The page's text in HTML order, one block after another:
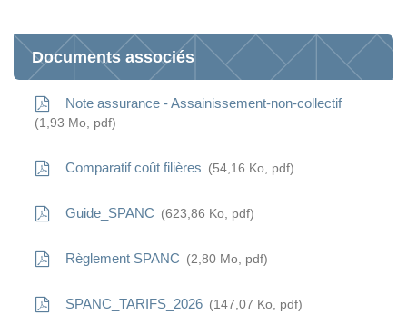
Documents associés
Note assurance - Assainissement-non-collectif
1,93 Mo , pdf
Comparatif coût filières 54,16 Ko , pdf
Guide_SPANC 623,86 Ko , pdf
Règlement SPANC 2,80 Mo , pdf
SPANC_TARIFS_2026 147,07 Ko , pdf